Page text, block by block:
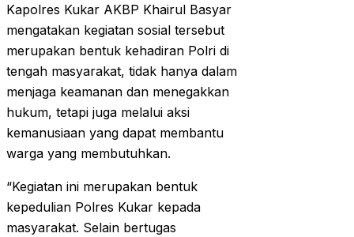
Kapolres Kukar AKBP Khairul Basyar
mengatakan kegiatan sosial tersebut
merupakan bentuk kehadiran Polri di
tengah masyarakat, tidak hanya dalam
menjaga keamanan dan menegakkan
hukum, tetapi juga melalui aksi
kemanusiaan yang dapat membantu
warga yang membutuhkan.
“Kegiatan ini merupakan bentuk
kepedulian Polres Kukar kepada
masyarakat. Selain bertugas